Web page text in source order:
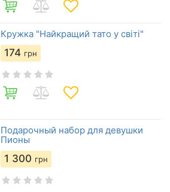
Кружка "Найкращий тато у світі"
174 грн
Подарочный набор для девушки
Пионы
1 300 грн